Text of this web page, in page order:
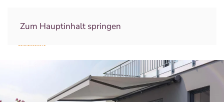
Zum Hauptinhalt springen